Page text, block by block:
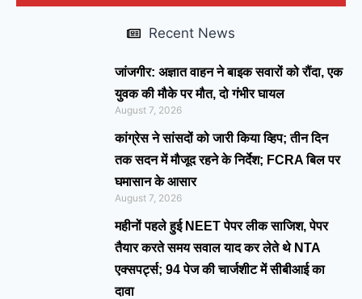
Recent News
जांजगीर: अज्ञात वाहन ने बाइक सवारों को रौंदा, एक
युवक की मौके पर मौत, दो गंभीर घायल
August 7, 2026
कांग्रेस ने सांसदों को जारी किया व्हिप; तीन दिन
तक सदन में मौजूद रहने के निर्देश; FCRA बिल पर
घमासान के आसार
August 7, 2026
महीनों पहले हुई NEET पेपर लीक साजिश, पेपर
तैयार करते समय सवाल याद कर लेते थे NTA
एक्सपर्ट्स; 94 पेज की चार्जशीट में सीबीआई का
दावा